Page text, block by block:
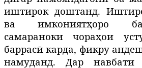
иштирок доштанд.
ва имкониятҳоро
самараноки чораҳои
баррасӣ карда, фикру
намуданд. Дар